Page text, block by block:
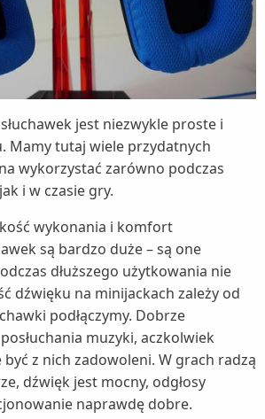
jest niezwykle proste i
Mamy tutaj wiele przydatnych
wykorzystać zarówno podczas
i w czasie gry.
wykonania i komfort
są bardzo duże – są one
dłuższego użytkowania nie
dźwięku na minijackach zależy od
podłączymy. Dobrze
muzyki, aczkolwiek
z nich zadowoleni. W grach radzą
dźwięk jest mocny, odgłosy
naprawdę dobre.